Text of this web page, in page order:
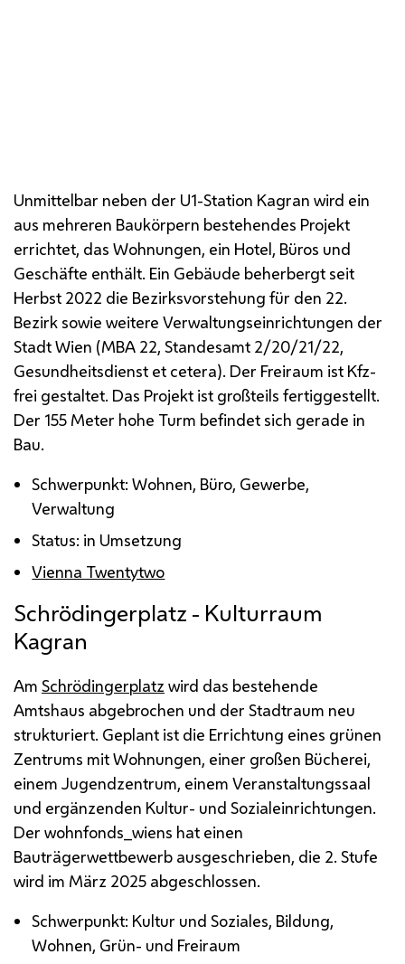
Unmittelbar neben der U1-Station Kagran wird ein
aus mehreren Baukörpern bestehendes Projekt
errichtet, das Wohnungen, ein Hotel, Büros und
Geschäfte enthält. Ein Gebäude beherbergt seit
Herbst 2022 die Bezirksvorstehung für den 22.
Bezirk sowie weitere Verwaltungseinrichtungen der
Stadt Wien (MBA 22, Standesamt 2/20/21/22,
Gesundheitsdienst et cetera). Der Freiraum ist Kfz-
frei gestaltet. Das Projekt ist großteils fertiggestellt.
Der 155 Meter hohe Turm befindet sich gerade in
Bau.
Schwerpunkt: Wohnen, Büro, Gewerbe,
Verwaltung
Status: in Umsetzung
Vienna Twentytwo
Schrödingerplatz - Kulturraum
Kagran
Am Schrödingerplatz wird das bestehende
Amtshaus abgebrochen und der Stadtraum neu
strukturiert. Geplant ist die Errichtung eines grünen
Zentrums mit Wohnungen, einer großen Bücherei,
einem Jugendzentrum, einem Veranstaltungssaal
und ergänzenden Kultur- und Sozialeinrichtungen.
Der wohnfonds_wiens hat einen
Bauträgerwettbewerb ausgeschrieben, die 2. Stufe
wird im März 2025 abgeschlossen.
Schwerpunkt: Kultur und Soziales, Bildung,
Wohnen, Grün- und Freiraum